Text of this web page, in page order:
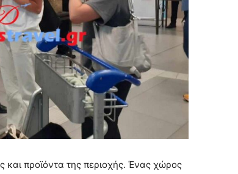
και προϊόντα της περιοχής. Ένας χώρος